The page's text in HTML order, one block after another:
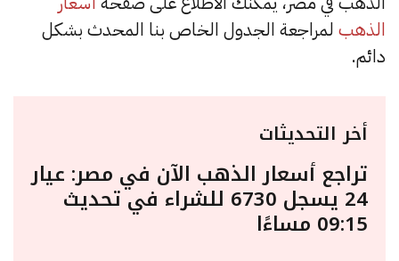
الذهب لمراجعة الجدول الخاص بنا المحدث بشكل
دائم.
أخر التحديثات
تراجع أسعار الذهب الآن في مصر: عيار
24 يسجل 6730 للشراء في تحديث
09:15 مساءًا